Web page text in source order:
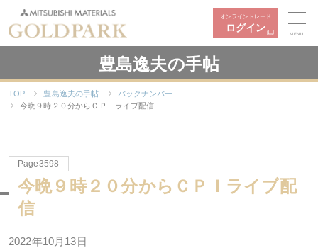
オンライントレード
ログイン
MENU
豊島逸夫の手帖
TOP 豊島逸夫の手帖
バックナンバー
今晩９時２０分からＣＰＩライブ配信
Page3598
今晩９時２０分からＣＰＩライブ配
信
2022年10月13日